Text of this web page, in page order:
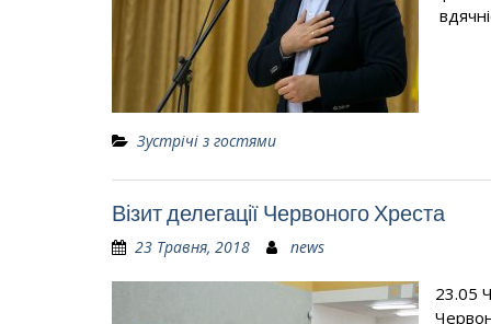
Зустрічі з гостями
Візит делегації Червоного Хреста
23 Травня, 2018 news
23.05